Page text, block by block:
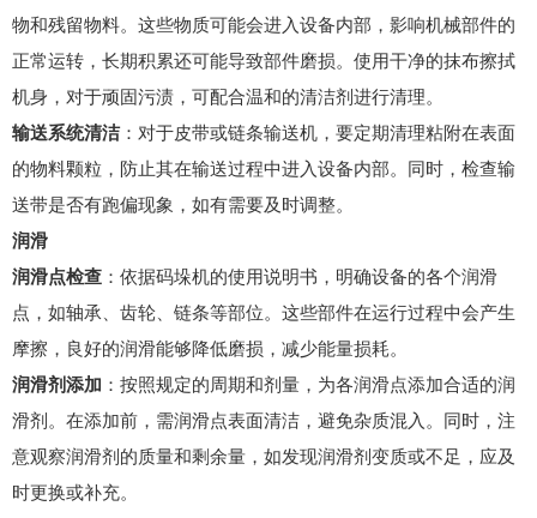
物和残留物料。这些物质可能会进入设备内部，影响机械部件的
正常运转，长期积累还可能导致部件磨损。使用干净的抹布擦拭
机身，对于顽固污渍，可配合温和的清洁剂进行清理。
输送系统清洁：对于皮带或链条输送机，要定期清理粘附在表面
的物料颗粒，防止其在输送过程中进入设备内部。同时，检查输
送带是否有跑偏现象，如有需要及时调整。
润滑
润滑点检查 ：依据码垛机的使用说明书，明确设备的各个润滑
点，如轴承、齿轮、链条等部位。这些部件在运行过程中会产生
摩擦，良好的润滑能够降低磨损，减少能量损耗。
润滑剂添加 ：按照规定的周期和剂量，为各润滑点添加合适的润
滑剂。在添加前，需润滑点表面清洁，避免杂质混入。同时，注
意观察润滑剂的质量和剩余量，如发现润滑剂变质或不足，应及
时更换或补充。